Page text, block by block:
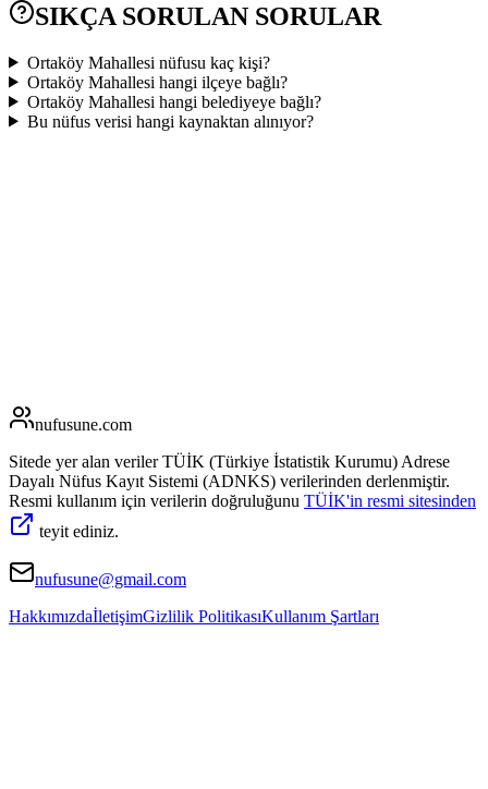
SIKÇA SORULAN SORULAR
Ortaköy Mahallesi nüfusu kaç kişi?
Ortaköy Mahallesi hangi ilçeye bağlı?
Ortaköy Mahallesi hangi belediyeye bağlı?
Bu nüfus verisi hangi kaynaktan alınıyor?
nufusune.com
Sitede yer alan veriler TÜİK (Türkiye İstatistik Kurumu) Adrese
Dayalı Nüfus Kayıt Sistemi (ADNKS) verilerinden derlenmiştir.
Resmi kullanım için verilerin doğruluğunu TÜİK'in resmi sitesinden
teyit ediniz.
nufusune@gmail.com
HakkımızdaİletişimGizlilik PolitikasıKullanım Şartları